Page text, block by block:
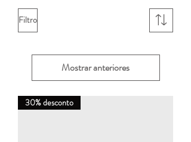
Filtro
Mostrar anteriores
30% desconto